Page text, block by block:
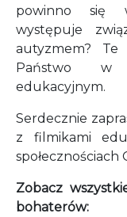
powinno się
występuje
autyzmem? Te
Państwo w
edukacyjnym.
Serdecznie
z filmikami
społecznościach
Zobacz
bohaterów: